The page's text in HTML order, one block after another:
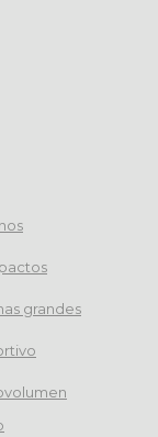
grandes